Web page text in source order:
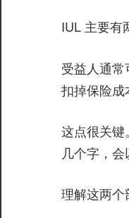
IUL 主要有
受益人通
扣掉保险成
这点很关键
几个字，
理解这两个